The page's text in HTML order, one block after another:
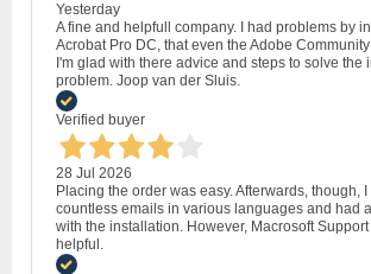
Yesterday
A fine and helpfull company. I had problems by
Acrobat Pro DC, that even the Adobe
I'm glad with there advice and steps to solve the
problem. Joop van der Sluis.
Verified buyer
28 Jul 2026
Placing the order was easy. Afterwards, though, I
countless emails in various languages and had
with the installation. However, Macrosoft
helpful.